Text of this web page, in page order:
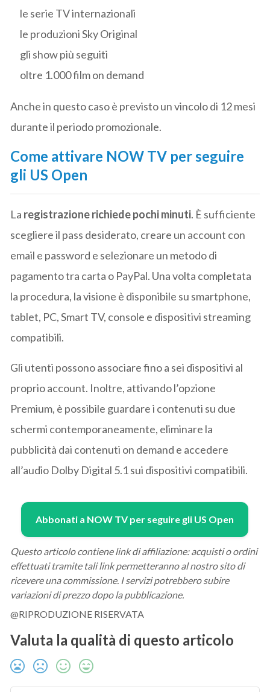
le serie TV internazionali
le produzioni Sky Original
gli show più seguiti
oltre 1.000 film on demand
Anche in questo caso è previsto un vincolo di 12 mesi
durante il periodo promozionale.
Come attivare NOW TV per seguire
gli US Open
La registrazione richiede pochi minuti. È sufficiente
scegliere il pass desiderato, creare un account con
email e password e selezionare un metodo di
pagamento tra carta o PayPal. Una volta completata
la procedura, la visione è disponibile su smartphone,
tablet, PC, Smart TV, console e dispositivi streaming
compatibili.
Gli utenti possono associare fino a sei dispositivi al
proprio account. Inoltre, attivando l’opzione
Premium, è possibile guardare i contenuti su due
schermi contemporaneamente, eliminare la
pubblicità dai contenuti on demand e accedere
all’audio Dolby Digital 5.1 sui dispositivi compatibili.
Abbonati a NOW TV per seguire gli US Open
Questo articolo contiene link di affiliazione: acquisti o ordini
effettuati tramite tali link permetteranno al nostro sito di
ricevere una commissione. I servizi potrebbero subire
variazioni di prezzo dopo la pubblicazione.
@RIPRODUZIONE RISERVATA
Valuta la qualità di questo articolo